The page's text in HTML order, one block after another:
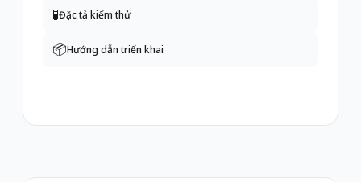
🧪Đặc tả kiểm thử
📦Hướng dẫn triển khai